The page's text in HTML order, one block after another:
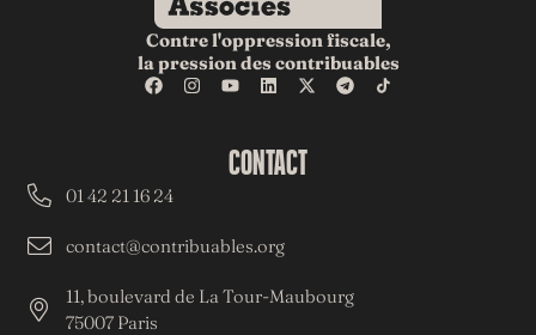
Contre l'oppression fiscale,
la pression des contribuables
CONTACT
01 42 21 16 24
contact@contribuables.org
11, boulevard de La Tour-Maubourg
75007 Paris